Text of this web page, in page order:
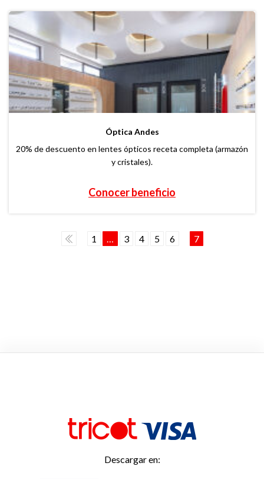
Óptica Andes
20% de descuento en lentes ópticos receta completa (armazón
y cristales).
Conocer beneficio
1 3 4 5 6 7
Descargar en: